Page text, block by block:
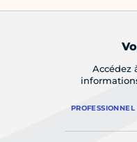
Accédez
PROFESSIONNEL